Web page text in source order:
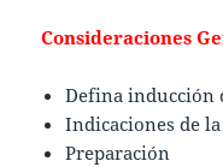
Consideraciones
Defina inducción
Indicaciones de
Preparación